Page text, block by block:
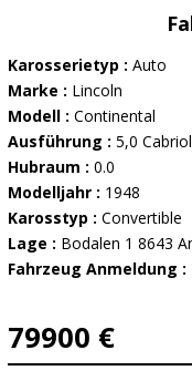
Karosserietyp : Auto
Marke : Lincoln
Modell : Continental
Ausführung : 5,0
Hubraum : 0.0
Modelljahr : 1948
Karosstyp : Convertible
Lage : Bodalen 1 8643
Fahrzeug Anmeldung :
79900 €